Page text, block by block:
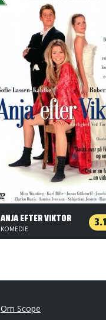
ANJA EFTER VIKTOR 3.1
KOMEDIE
Om Scope